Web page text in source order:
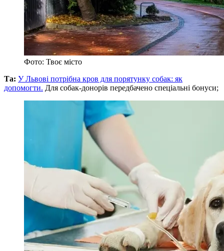
Фото: Твоє місто
Та: У Львові потрібна кров для порятунку собак: як
допомогти. Для собак-донорів передбачено спеціальні бонуси;